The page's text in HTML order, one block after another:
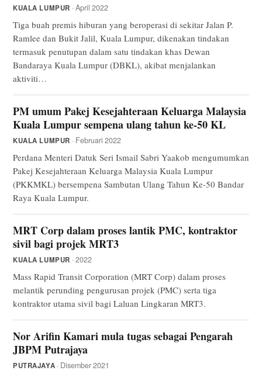
KUALA LUMPUR · April 2022
Tiga buah premis hiburan yang beroperasi di sekitar Jalan P.
Ramlee dan Bukit Jalil, Kuala Lumpur, dikenakan tindakan
termasuk penutupan dalam satu tindakan khas Dewan
Bandaraya Kuala Lumpur (DBKL), akibat menjalankan
aktiviti…
PM umum Pakej Kesejahteraan Keluarga Malaysia
Kuala Lumpur sempena ulang tahun ke-50 KL
KUALA LUMPUR · Februari 2022
Perdana Menteri Datuk Seri Ismail Sabri Yaakob mengumumkan
Pakej Kesejahteraan Keluarga Malaysia Kuala Lumpur
(PKKMKL) bersempena Sambutan Ulang Tahun Ke-50 Bandar
Raya Kuala Lumpur.
MRT Corp dalam proses lantik PMC, kontraktor
sivil bagi projek MRT3
KUALA LUMPUR · 2022
Mass Rapid Transit Corporation (MRT Corp) dalam proses
melantik perunding pengurusan projek (PMC) serta tiga
kontraktor utama sivil bagi Laluan Lingkaran MRT3.
Nor Arifin Kamari mula tugas sebagai Pengarah
JBPM Putrajaya
PUTRAJAYA · Disember 2021